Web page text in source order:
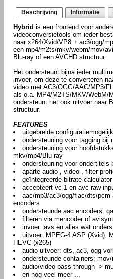
Beschrijving Informatie
Hybrid is een frontend voor
videoconversietools om ieder
naar x264/Xvid/VP8 + ac3/ogg/
een mp4/m2ts/mkv/webm/mov/
Blu-ray of een AVCHD structuur.
Het ondersteunt bijna ieder
invoer, om deze te converteren
video met AC3/OGG/AAC/MP3/
als o.a. MP4/M2TS/MKV/WebM/
ondersteunt het ook uitvoer naar
structuur.
FEATURES
uitgebreide
ondersteuning voor tagging bij
ondersteuning voor
mkv/mp4/Blu-ray
ondersteuning voor ondertitels
aparte audio-, video-, filter
geïntegreerde bitrate calculator
accepteert vc-1 en avc raw
aac/mp3/ac3/ogg/flac/dts/pcm
encoders
ondersteunde aac encoders:
filteren via mencoder of
invoer: avs en alles wat
uitvoer: MPEG-4 ASP (Xvid),
HEVC (x265)
audio uitvoer: dts, ac3, ogg
ondersteunde containers:
audio/video pass-through ->
en nog veel meer ...